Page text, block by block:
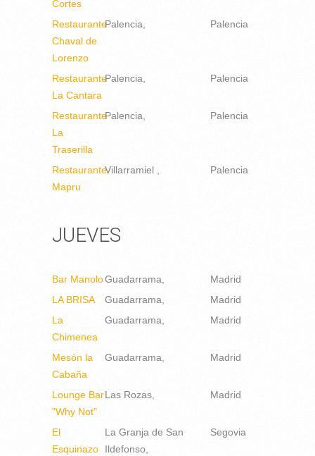
Cortes
Restaurante
Chaval de
Lorenzo
Palencia Palencia
Restaurante
La Cantara
Palencia Palencia
Restaurante
La
Traserilla
Palencia Palencia
Restaurante
Mapru
Villarramiel Palencia
JUEVES
Bar ManoloGuadarrama
Madrid
LA BRISA
Guadarrama
Madrid
La
Chimenea
Guadarrama Madrid
Mesón la
Cabaña
Guadarrama Madrid
Lounge Bar
"Why Not"
Las Rozas Madrid
El
Esquinazo
La Granja de San
Ildefonso
Segovia